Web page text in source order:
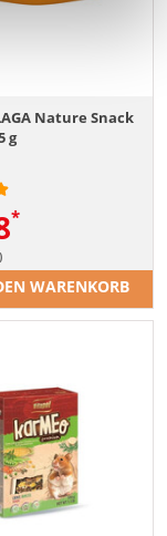
Nature Snack
g
WARENKORB